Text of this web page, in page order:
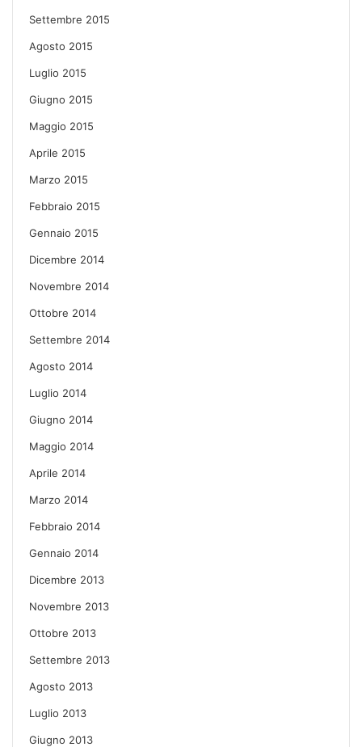
Settembre 2015
Agosto 2015
Luglio 2015
Giugno 2015
Maggio 2015
Aprile 2015
Marzo 2015
Febbraio 2015
Gennaio 2015
Dicembre 2014
Novembre 2014
Ottobre 2014
Settembre 2014
Agosto 2014
Luglio 2014
Giugno 2014
Maggio 2014
Aprile 2014
Marzo 2014
Febbraio 2014
Gennaio 2014
Dicembre 2013
Novembre 2013
Ottobre 2013
Settembre 2013
Agosto 2013
Luglio 2013
Giugno 2013